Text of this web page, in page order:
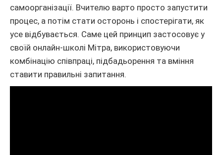
самоорганізації. Вчителю варто просто запустити
процес, а потім стати осторонь і спостерігати, як
усе відбувається. Саме цей принцип застосовує у
своїй онлайн-школі Мітра, використовуючи
комбінацію співпраці, підбадьорення та вміння
ставити правильні запитання.